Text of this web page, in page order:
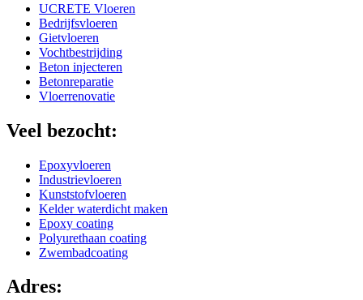
UCRETE Vloeren
Bedrijfsvloeren
Gietvloeren
Vochtbestrijding
Beton injecteren
Betonreparatie
Vloerrenovatie
Veel bezocht:
Epoxyvloeren
Industrievloeren
Kunststofvloeren
Kelder waterdicht maken
Epoxy coating
Polyurethaan coating
Zwembadcoating
Adres: